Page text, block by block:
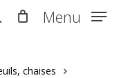
Menu
chaises